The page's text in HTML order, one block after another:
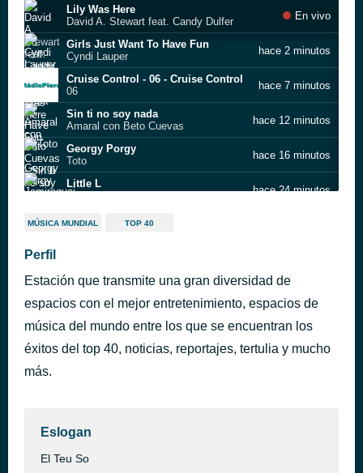
Lily Was Here
David A. Stewart feat. Candy Dulfer
En vivo
Girls Just Want To Have Fun
Cyndi Lauper
hace 2 minutos
Cruise Control - 06 - Cruise Control
06
hace 7 minutos
Sin ti no soy nada
Amaral con Beto Cuevas
hace 12 minutos
Georgy Porgy
Toto
hace 16 minutos
Little L
hace 24 minutos
FEELINLOVE
The Beauty of That
Noa
Hide in Your Shell
hace 43 minutos
MÚSICA MUNDIAL TOP 40
Perfil
Estación que transmite una gran diversidad de
espacios con el mejor entretenimiento, espacios de
música del mundo entre los que se encuentran los
éxitos del top 40, noticias, reportajes, tertulia y mucho
más.
Eslogan
El Teu So